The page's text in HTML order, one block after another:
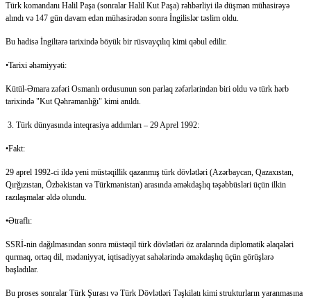
Türk komandanı Halil Paşa (sonralar Halil Kut Paşa) rəhbərliyi ilə düşmən mühasirəyə
alındı və 147 gün davam edən mühasirədən sonra İngilislər təslim oldu.
Bu hadisə İngiltərə tarixində böyük bir rüsvayçılıq kimi qəbul edilir.
•Tarixi əhəmiyyəti:
Kütül-Əmara zəfəri Osmanlı ordusunun son parlaq zəfərlərindən biri oldu və türk hərb
tarixində "Kut Qəhrəmanlığı" kimi anıldı.
3. Türk dünyasında inteqrasiya addımları – 29 Aprel 1992:
•Fakt:
29 aprel 1992-ci ildə yeni müstəqillik qazanmış türk dövlətləri (Azərbaycan, Qazaxıstan,
Qırğızıstan, Özbəkistan və Türkmənistan) arasında əməkdaşlıq təşəbbüsləri üçün ilkin
razılaşmalar əldə olundu.
•Ətraflı:
SSRİ-nin dağılmasından sonra müstəqil türk dövlətləri öz aralarında diplomatik əlaqələri
qurmaq, ortaq dil, mədəniyyət, iqtisadiyyat sahələrində əməkdaşlıq üçün görüşlərə
başladılar.
Bu proses sonralar Türk Şurası və Türk Dövlətləri Təşkilatı kimi strukturların yaranmasına